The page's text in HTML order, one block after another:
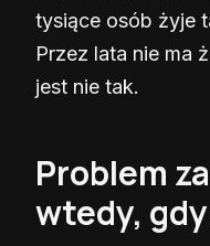
tysiące osób żyje
Przez lata nie ma
jest nie tak.
Problem
wtedy,